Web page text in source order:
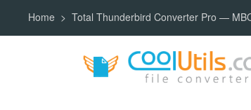
Home Total Thunderbird Converter Pro —